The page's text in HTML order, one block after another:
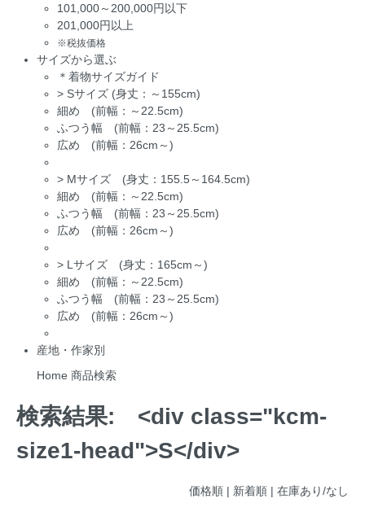
101,000～200,000円以下
201,000円以上
※税抜価格
サイズから選ぶ
＊着物サイズガイド
> Sサイズ (身丈：～155cm)
細め (前幅：～22.5cm)
ふつう幅 (前幅：23～25.5cm)
広め (前幅：26cm～)
> Mサイズ (身丈：155.5～164.5cm)
細め (前幅：～22.5cm)
ふつう幅 (前幅：23～25.5cm)
広め (前幅：26cm～)
> Lサイズ (身丈：165cm～)
細め (前幅：～22.5cm)
ふつう幅 (前幅：23～25.5cm)
広め (前幅：26cm～)
産地・作家別
Home 商品検索
検索結果:
<div class="kcm-
size1-head">S</div>
価格順 | 新着順 | 在庫あり/なし